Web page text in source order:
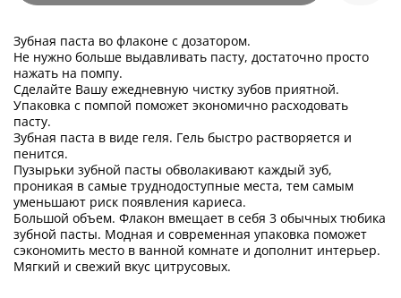
Зубная паста во флаконе с дозатором.
Не нужно больше выдавливать пасту, достаточно просто
нажать на помпу.
Сделайте Вашу ежедневную чистку зубов приятной.
Упаковка с помпой поможет экономично расходовать
пасту.
Зубная паста в виде геля. Гель быстро растворяется и
пенится.
Пузырьки зубной пасты обволакивают каждый зуб,
проникая в самые труднодоступные места, тем самым
уменьшают риск появления кариеса.
Большой объем. Флакон вмещает в себя 3 обычных тюбика
зубной пасты. Модная и современная упаковка поможет
сэкономить место в ванной комнате и дополнит интерьер.
Мягкий и свежий вкус цитрусовых.